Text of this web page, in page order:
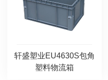
轩盛塑业EU4630S包角
塑料物流箱